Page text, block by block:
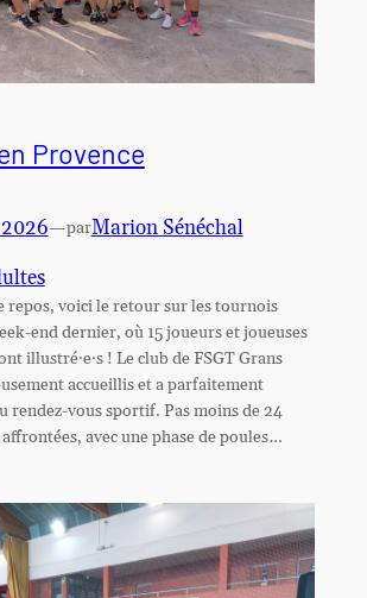
Provence
—parMarion Sénéchal
repos, voici le retour sur les tournois
end dernier, où 15 joueurs et joueuses
illustré·e·s ! Le club de FSGT Grans
accueillis et a parfaitement
rendez-vous sportif. Pas moins de 24
avec une phase de poules…